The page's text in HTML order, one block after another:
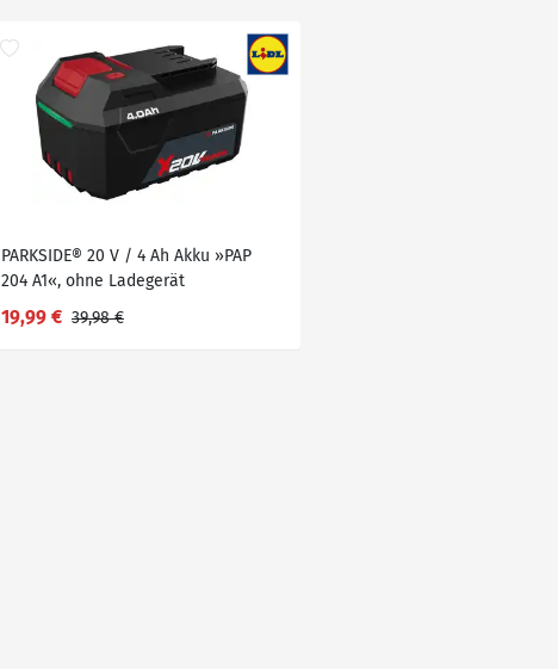
PARKSIDE® 20 V / 4 Ah Akku »PAP
204 A1«, ohne Ladegerät
19,99 € 39,98 €